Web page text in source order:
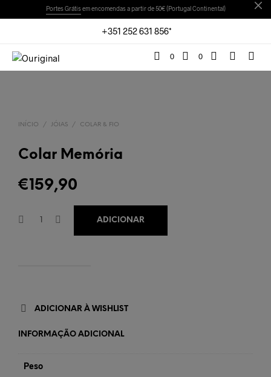
Portes Grátisem encomendas a partir de 50€ (Portugal Continental)
+351 252 631 856*
0 0
INÍCIO / JÓIAS / COLAR & FIO
Colar Memória
€159,90
ADICIONAR
ADICIONAR À WISHLIST
INFORMAÇÃO ADICIONAL
Peso